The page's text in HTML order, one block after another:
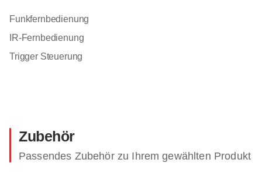
Funkfernbedienung
IR-Fernbedienung
Trigger Steuerung
Zubehör
Passendes Zubehör zu Ihrem gewählten Produkt